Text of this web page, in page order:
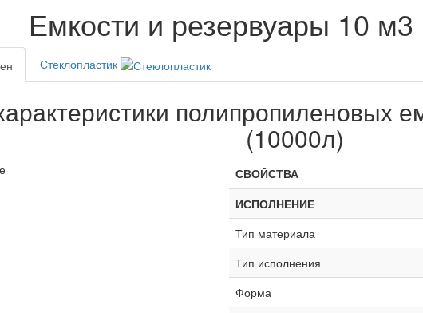
Емкости и резервуары 10
Стеклопластик
полипропиленовых
(10000л)
СВОЙСТВА
ИСПОЛНЕНИЕ
Тип материала
Тип исполнения
Форма